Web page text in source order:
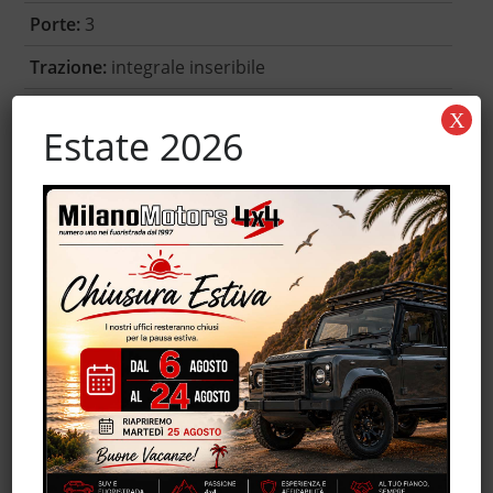
Porte: 3
Trazione: integrale inseribile
Accessori
Autoradio
Controllo automatico clima
MP3
Servosterzo
Trazione integrale
Volante in pelle
Estate 2026
X